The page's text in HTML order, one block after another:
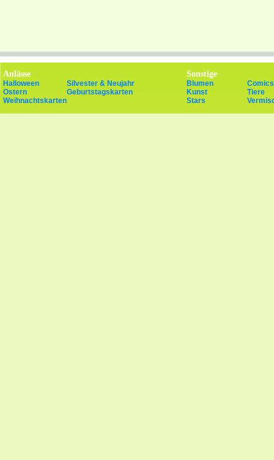
Anlässe Sonstige
Halloween
Ostern
Weihnachtskarten
Silvester & Neujahr
Geburtstagskarten
Blumen
Kunst
Stars
Tiere